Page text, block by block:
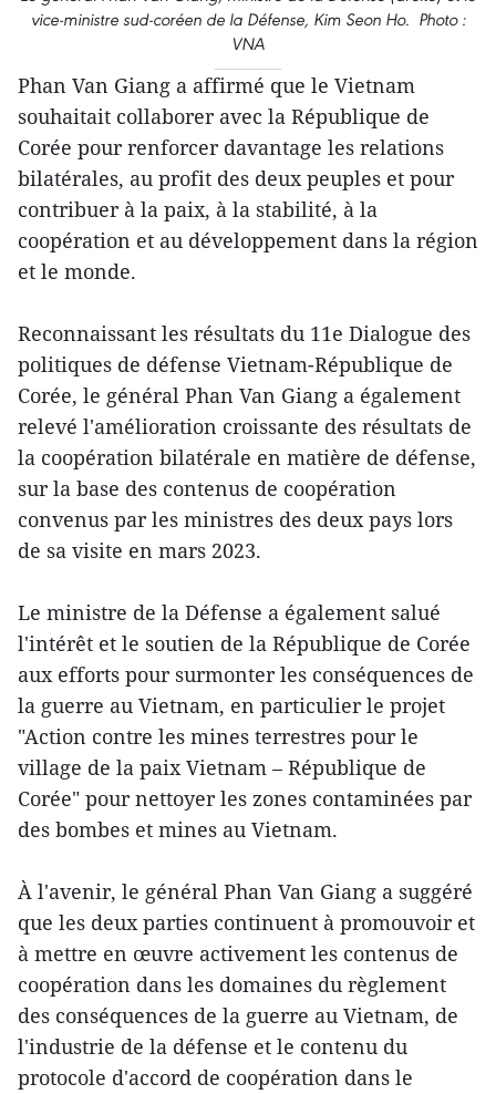
vice-ministre sud-coréen de la Défense, Kim Seon Ho. Photo :
VNA
Phan Van Giang a affirmé que le Vietnam
souhaitait collaborer avec la République de
Corée pour renforcer davantage les relations
bilatérales, au profit des deux peuples et pour
contribuer à la paix, à la stabilité, à la
coopération et au développement dans la région
et le monde.
Reconnaissant les résultats du 11e Dialogue des
politiques de défense Vietnam-République de
Corée, le général Phan Van Giang a également
relevé l'amélioration croissante des résultats de
la coopération bilatérale en matière de défense,
sur la base des contenus de coopération
convenus par les ministres des deux pays lors
de sa visite en mars 2023.
Le ministre de la Défense a également salué
l'intérêt et le soutien de la République de Corée
aux efforts pour surmonter les conséquences de
la guerre au Vietnam, en particulier le projet
"Action contre les mines terrestres pour le
village de la paix Vietnam – République de
Corée" pour nettoyer les zones contaminées par
des bombes et mines au Vietnam.
À l'avenir, le général Phan Van Giang a suggéré
que les deux parties continuent à promouvoir et
à mettre en œuvre activement les contenus de
coopération dans les domaines du règlement
des conséquences de la guerre au Vietnam, de
l'industrie de la défense et le contenu du
protocole d'accord de coopération dans le